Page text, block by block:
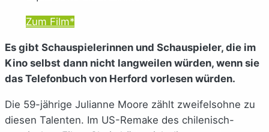
Zum Film*
Es gibt Schauspielerinnen und Schauspieler, die im
Kino selbst dann nicht langweilen würden, wenn sie
das Telefonbuch von Herford vorlesen würden.
Die 59-jährige Julianne Moore zählt zweifelsohne zu
diesen Talenten. Im US-Remake des chilenisch-